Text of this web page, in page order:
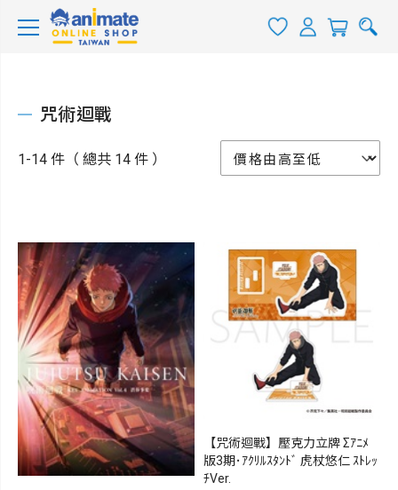
咒術迴戰
1-14 件（ 總共 14 件 ）
【咒術迴戰】壓克力立牌 Σｱﾆﾒ
版3期･ｱｸﾘﾙｽﾀﾝﾄﾞ 虎杖悠仁 ｽﾄﾚｯ
ﾁVer.